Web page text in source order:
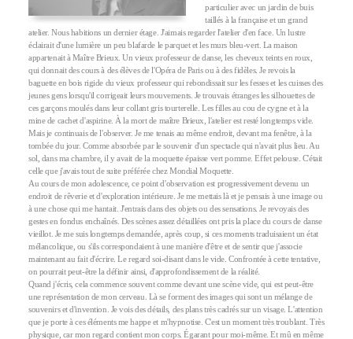
particulier avec un jardin de buis
taillés à la française et un grand
atelier. Nous habitions un dernier étage. J'aimais regarder l'atelier d'en face. Un lustre
éclairait d'une lumière un peu blafarde le parquet et les murs bleu-vert. La maison
appartenait à Maître Brieux. Un vieux professeur de danse, les cheveux teints en roux,
qui donnait des cours à des élèves de l'Opéra de Paris ou à des fidèles. Je revois la
baguette en bois rigide du vieux professeur qui rebondissait sur les fesses et les cuisses des
jeunes gens lorsqu'il corrigeait leurs mouvements. Je trouvais étranges les silhouettes de
ces garçons moulés dans leur collant gris tourterelle. Les filles au cou de cygne et à la
mine de cachet d'aspirine. À la mort de maître Brieux, l'atelier est resté longtemps vide.
Mais je continuais de l'observer. Je me tenais au même endroit, devant ma fenêtre, à la
tombée du jour. Comme absorbée par le souvenir d'un spectacle qui n'avait plus lieu. Au
sol, dans ma chambre, il y avait de la moquette épaisse vert pomme. Effet pelouse. C'était
celle que j'avais tout de suite préférée chez Mondial Moquette.
Au cours de mon adolescence, ce point d'observation est progressivement devenu un
endroit de rêverie et d'exploration intérieure. Je me mettais là et je pensais à une image ou
à une chose qui me hantait. J'entrais dans des objets ou des sensations. Je revoyais des
gestes en fondus enchaînés. Des scènes assez détaillées ont pris la place du cours de danse
vieillot. Je me suis longtemps demandée, après coup, si ces moments traduisaient un état
mélancolique, ou s'ils correspondaient à une manière d'être et de sentir que j'associe
maintenant au fait d'écrire. Le regard soi-disant dans le vide. Confrontée à cette tentative,
on pourrait peut-être la définir ainsi, d'approfondissement de la réalité.
Quand j'écris, cela commence souvent comme devant une scène vide, qui est peut-être
une représentation de mon cerveau. Là se forment des images qui sont un mélange de
souvenirs et d'invention. Je vois des détails, des plans très cadrés sur un visage. L'attention
que je porte à ces éléments me happe et m'hypnotise. C'est un moment très troublant. Très
physique, car mon regard contient mon corps. Égarant pour moi-même. Et mû en même